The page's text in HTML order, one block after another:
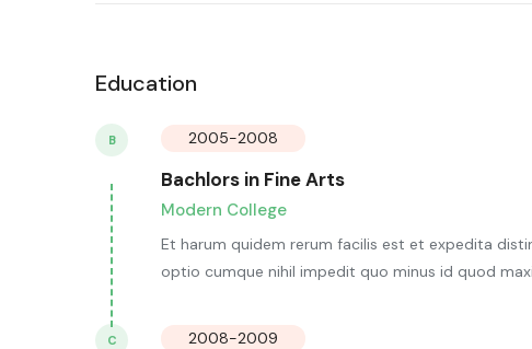
Education
B 2005-2008
Bachlors in Fine Arts
Modern College
Et harum quidem rerum facilis est et expedita
optio cumque nihil impedit quo minus id quod
C 2008-2009